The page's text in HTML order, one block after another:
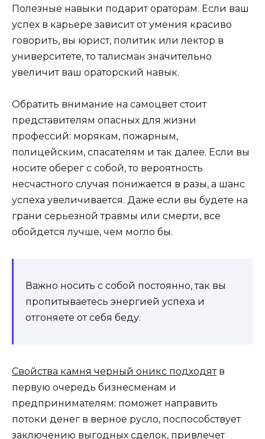
Полезные навыки подарит ораторам. Если ваш
успех в карьере зависит от умения красиво
говорить, вы юрист, политик или лектор в
университете, то талисман значительно
увеличит ваш ораторский навык.
Обратить внимание на самоцвет стоит
представителям опасных для жизни
профессий: морякам, пожарным,
полицейским, спасателям и так далее. Если вы
носите оберег с собой, то вероятность
несчастного случая понижается в разы, а шанс
успеха увеличивается. Даже если вы будете на
грани серьезной травмы или смерти, все
обойдется лучше, чем могло бы.
Важно носить с собой постоянно, так вы
пропитываетесь энергией успеха и
отгоняете от себя беду.
Свойства камня черный оникс подходятв
первую очередь бизнесменам и
предпринимателям: поможет направить
потоки денег в верное русло, поспособствует
заключению выгодных сделок, привлечет